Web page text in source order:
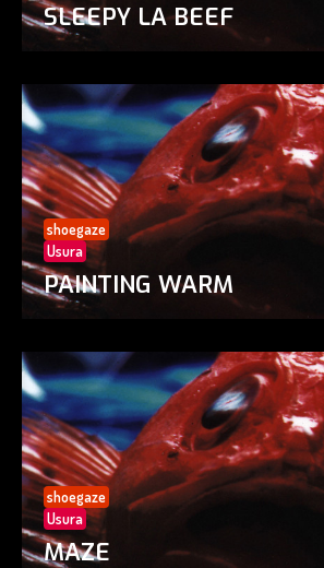
SLEEPY LA BEEF
shoegaze
Usura
PAINTING WARM
shoegaze
Usura
MAZE